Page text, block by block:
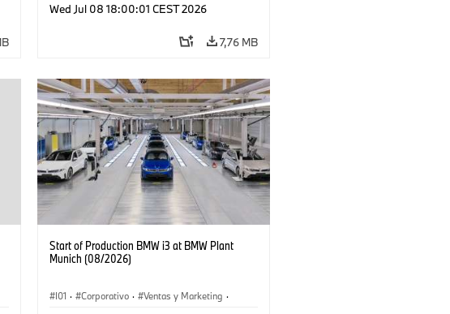
Wed Jul 08 18:00:01 CEST 2026
7,76 MB
Start of Production BMW i3 at BMW Plant
Munich (08/2026)
I01 · Corporativo · Ventas y Marketing ·